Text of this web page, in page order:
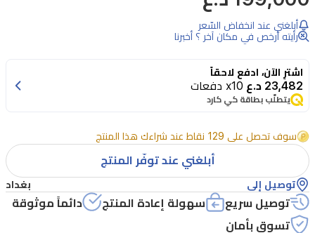
بناء
درع
الناري
من
نينجاغو،
يتكون
من
996
قطعة
أبلغني عند انخفاض السّعر
رأيته أرخص في مكان آخر ؟ أخبرنا
اشترِ الآن، ادفع لاحقاً
23,482 د.ع x10 دفعات
يتطلّب بطاقة كي كارد
سوف تحصل على 129 نقاط عند شراءك هذا المنتج
أبلغني عند توفّر المنتج
توصيل إلى بغداد
توصيل سريع سهولة إعادة المنتج
دائماً موثوقة
تسوق بأمان